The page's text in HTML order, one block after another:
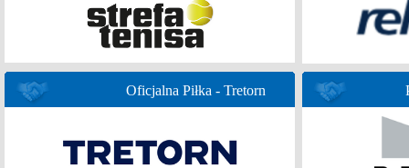
Oficjalna Piłka - Tretorn